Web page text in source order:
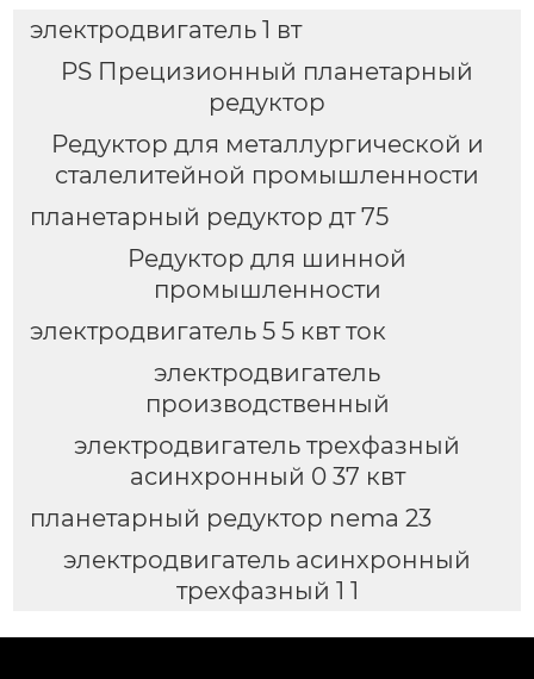
электродвигатель 1 вт
PS Прецизионный планетарный
редуктор
Редуктор для металлургической и
сталелитейной промышленности
планетарный редуктор дт 75
Редуктор для шинной
промышленности
электродвигатель 5 5 квт ток
электродвигатель
производственный
электродвигатель трехфазный
асинхронный 0 37 квт
планетарный редуктор nema 23
электродвигатель асинхронный
трехфазный 1 1